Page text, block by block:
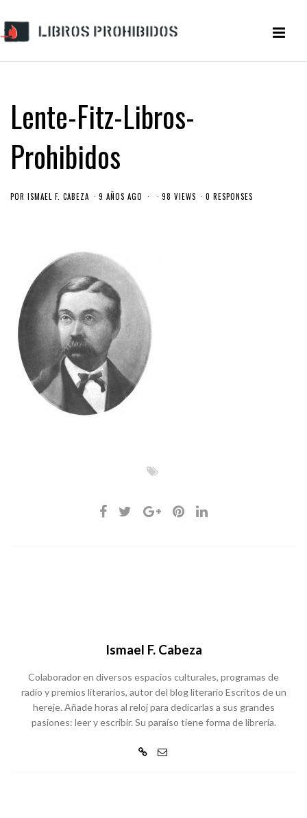
Lente-Fitz-Libros-
Prohibidos
POR ISMAEL F. CABEZA 9 AÑOS AGO 98 VIEWS 0 RESPONSES
Ismael F. Cabeza
Colaborador en diversos espacios culturales, programas de
radio y premios literarios, autor del blog literario Escritos de un
hereje. Añade horas al reloj para dedicarlas a sus grandes
pasiones: leer y escribir. Su paraíso tiene forma de librería.